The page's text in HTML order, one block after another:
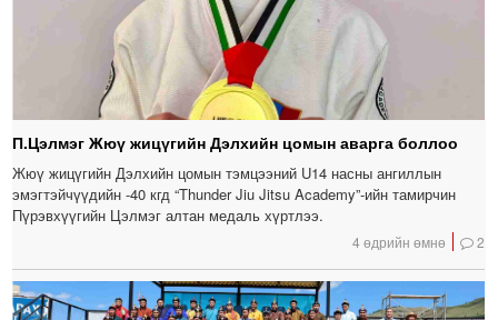
П.Цэлмэг Жюү жицүгийн Дэлхийн цомын аварга боллоо
Жюү жицүгийн Дэлхийн цомын тэмцээний U14 насны ангиллын
эмэгтэйчүүдийн -40 кгд “Thunder Jiu Jitsu Academy”-ийн тамирчин
Пүрэвхүүгийн Цэлмэг алтан медаль хүртлээ.
4 өдрийн өмнө 2